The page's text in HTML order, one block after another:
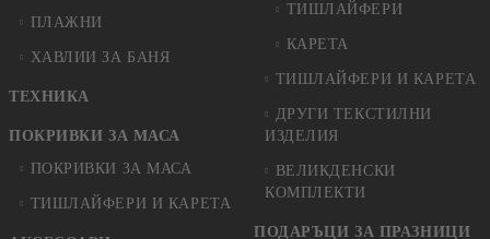
ПЛАЖНИ
ХАВЛИИ ЗА БАНЯ
ТЕХНИКА
ПОКРИВКИ ЗА МАСА
ПОКРИВКИ ЗА МАСА
ТИШЛАЙФЕРИ И КАРЕТА
ТИШЛАЙФЕРИ
КАРЕТА
ТИШЛАЙФЕРИ И КАРЕТА
ДРУГИ ТЕКСТИЛНИ
ИЗДЕЛИЯ
ВЕЛИКДЕНСКИ
КОМПЛЕКТИ
ПОДАРЪЦИ ЗА ПРАЗНИЦИ